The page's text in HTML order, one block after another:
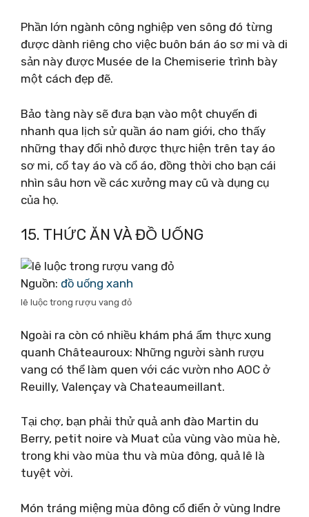
Phần lớn ngành công nghiệp ven sông đó từng
được dành riêng cho việc buôn bán áo sơ mi và di
sản này được Musée de la Chemiserie trình bày
một cách đẹp đẽ.
Bảo tàng này sẽ đưa bạn vào một chuyến đi
nhanh qua lịch sử quần áo nam giới, cho thấy
những thay đổi nhỏ được thực hiện trên tay áo
sơ mi, cổ tay áo và cổ áo, đồng thời cho bạn cái
nhìn sâu hơn về các xưởng may cũ và dụng cụ
của họ.
15. THỨC ĂN VÀ ĐỒ UỐNG
Nguồn: đồ uống xanh
lê luộc trong rượu vang đỏ
Ngoài ra còn có nhiều khám phá ẩm thực xung
quanh Châteauroux: Những người sành rượu
vang có thể làm quen với các vườn nho AOC ở
Reuilly, Valençay và Chateaumeillant.
Tại chợ, bạn phải thử quả anh đào Martin du
Berry, petit noire và Muat của vùng vào mùa hè,
trong khi vào mùa thu và mùa đông, quả lê là
tuyệt vời.
Món tráng miệng mùa đông cổ điển ở vùng Indre